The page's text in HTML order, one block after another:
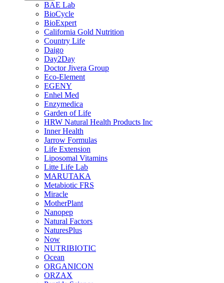
BAE Lab
BioCycle
BioExpert
California Gold Nutrition
Country Life
Daigo
Day2Day
Doctor Jivera Group
Eco-Element
EGENY
Enhel Med
Enzymedica
Garden of Life
HRW Natural Health Products Inc
Inner Health
Jarrow Formulas
Life Extension
Liposomal Vitamins
Litte Life Lab
MARUTAKA
Metabiotic FRS
Miracle
MotherPlant
Nanopep
Natural Factors
NaturesPlus
Now
NUTRIBIOTIC
Ocean
ORGANICON
ORZAX